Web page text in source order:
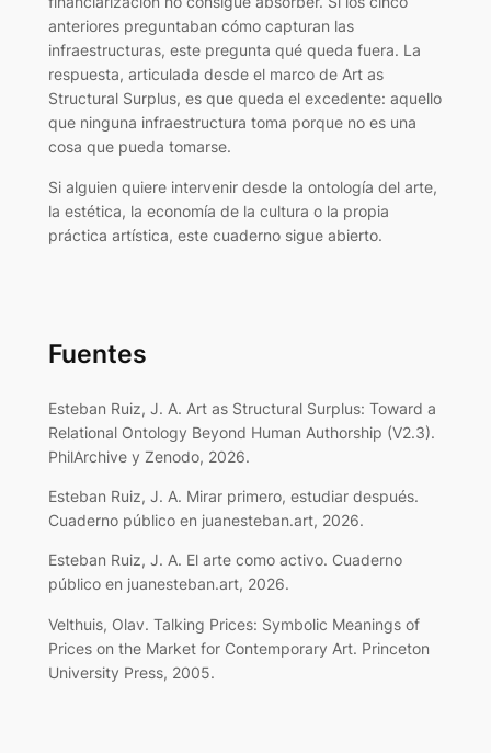
anteriores preguntaban cómo capturan las
infraestructuras, este pregunta qué queda fuera. La
respuesta, articulada desde el marco de Art as
Structural Surplus, es que queda el excedente: aquello
que ninguna infraestructura toma porque no es una
cosa que pueda tomarse.
Si alguien quiere intervenir desde la ontología del arte,
la estética, la economía de la cultura o la propia
práctica artística, este cuaderno sigue abierto.
Fuentes
Esteban Ruiz, J. A. Art as Structural Surplus: Toward a
Relational Ontology Beyond Human Authorship (V2.3).
PhilArchive y Zenodo, 2026.
Esteban Ruiz, J. A. Mirar primero, estudiar después.
Cuaderno público en juanesteban.art, 2026.
Esteban Ruiz, J. A. El arte como activo. Cuaderno
público en juanesteban.art, 2026.
Velthuis, Olav. Talking Prices: Symbolic Meanings of
Prices on the Market for Contemporary Art. Princeton
University Press, 2005.